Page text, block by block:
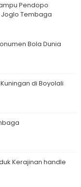
Pendopo
Tembaga
Bola Dunia
di Boyolali
Kerajinan handle